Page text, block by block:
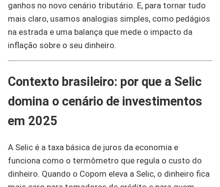
ganhos no novo cenário tributário. E, para tornar tudo
mais claro, usamos analogias simples, como pedágios
na estrada e uma balança que mede o impacto da
inflação sobre o seu dinheiro.
Contexto brasileiro: por que a Selic
domina o cenário de investimentos
em 2025
A Selic é a taxa básica de juros da economia e
funciona como o termômetro que regula o custo do
dinheiro. Quando o Copom eleva a Selic, o dinheiro fica